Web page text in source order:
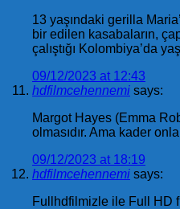
13 yaşındaki gerilla
bir edilen kasabaların,
çalıştığı Kolombiya’da
09/12/2023 at 12:43
hdfilmcehennemi says:
Margot Hayes (Emma
olmasıdır. Ama kader
09/12/2023 at 18:19
hdfilmcehennemi says:
Fullhdfilmizle ile Full HD